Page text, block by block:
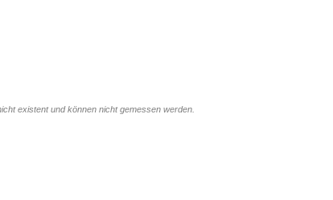
existent und können nicht gemessen werden.